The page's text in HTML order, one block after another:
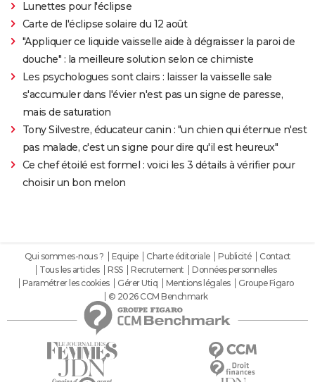
Lunettes pour l'éclipse
Carte de l'éclipse solaire du 12 août
"Appliquer ce liquide vaisselle aide à dégraisser la paroi de
douche" : la meilleure solution selon ce chimiste
Les psychologues sont clairs : laisser la vaisselle sale
s'accumuler dans l'évier n'est pas un signe de paresse,
mais de saturation
Tony Silvestre, éducateur canin : "un chien qui éternue n'est
pas malade, c'est un signe pour dire qu'il est heureux"
Ce chef étoilé est formel : voici les 3 détails à vérifier pour
choisir un bon melon
Qui sommes-nous ? Equipe Charte éditoriale Publicité
Contact
Tous les articles
RSS Recrutement
Données personnelles
Paramétrer les cookies
Gérer Utiq Mentions légales
Groupe Figaro
© 2026 CCM Benchmark